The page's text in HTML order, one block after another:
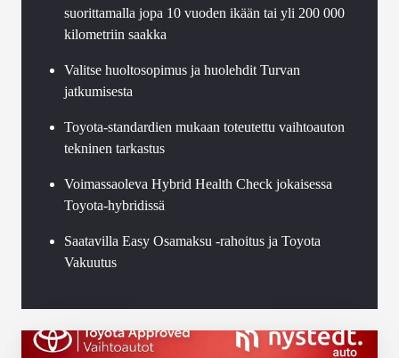
suorittamalla jopa 10 vuoden ikään tai yli 200 000
kilometriin saakka
Valitse huoltosopimus ja huolehdit Turvan
jatkumisesta
Toyota-standardien mukaan toteutettu vaihtoauton
tekninen tarkastus
Voimassaoleva Hybrid Health Check jokaisessa
Toyota-hybridissä
Saatavilla Easy Osamaksu -rahoitus ja Toyota
Vakuutus